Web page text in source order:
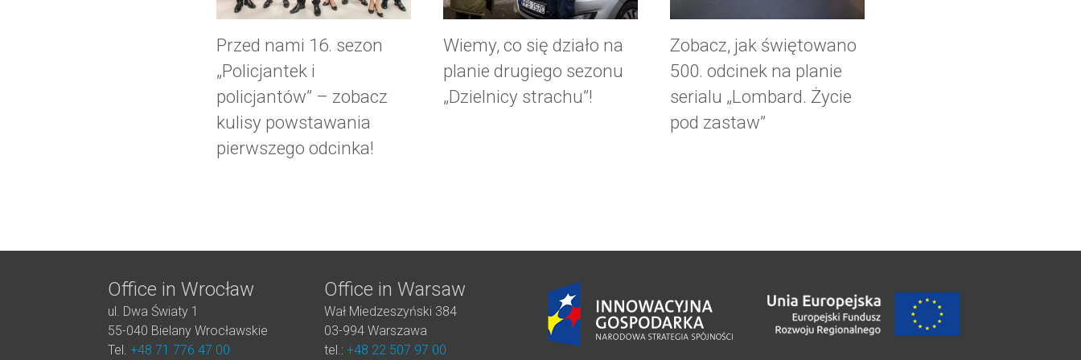
Przed nami 16. sezon
„Policjantek i
policjantów” – zobacz
kulisy powstawania
pierwszego odcinka!
Wiemy, co się działo na
planie drugiego sezonu
„Dzielnicy strachu”!
Zobacz, jak świętowano
500. odcinek na planie
serialu „Lombard. Życie
pod zastaw”
Office in Wrocław
ul. Dwa Światy 1
55-040 Bielany Wrocławskie
Tel.+48 71 776 47 00
Office in Warsaw
Wał Miedzeszyński 384
03-994 Warszawa
tel.:+48 22 507 97 00